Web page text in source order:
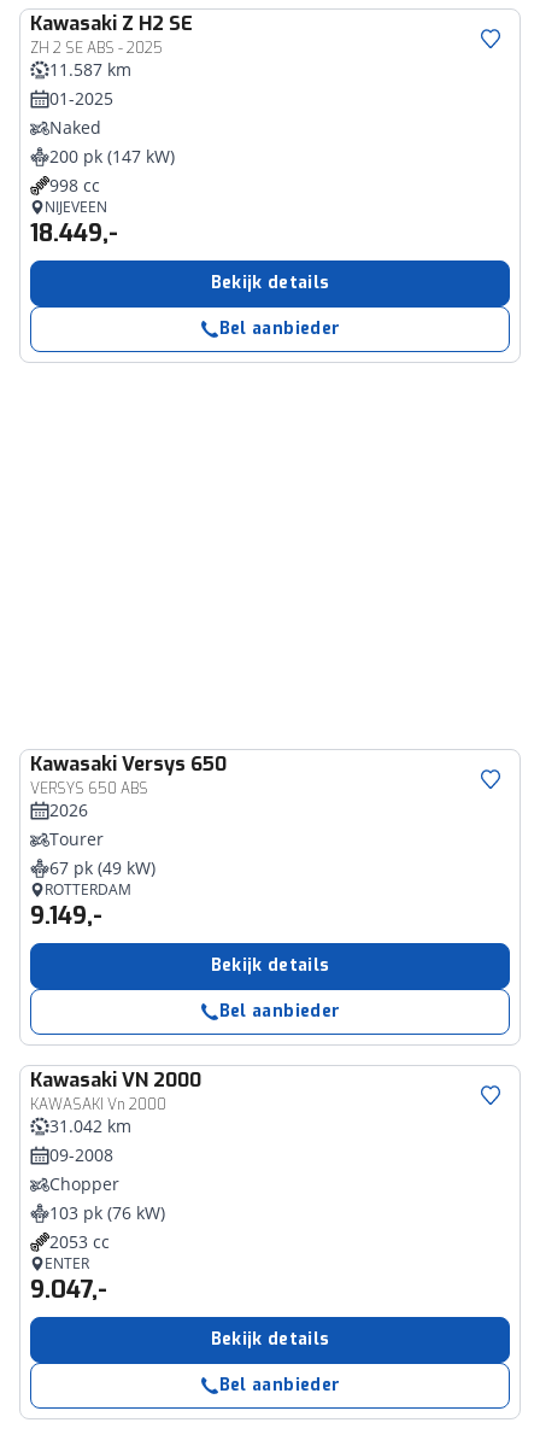
Kawasaki Z H2 SE
ZH 2 SE ABS - 2025
11.587 km
01-2025
Naked
200 pk (147 kW)
998 cc
NIJEVEEN
18.449,-
Bekijk details
Bel aanbieder
KawasakiVersys 650
VERSYS 650 ABS
2026
Tourer
67 pk (49 kW)
ROTTERDAM
9.149,-
Bekijk details
Bel aanbieder
KawasakiVN 2000
KAWASAKI Vn 2000
31.042 km
09-2008
Chopper
103 pk (76 kW)
2053 cc
ENTER
9.047,-
Bekijk details
Bel aanbieder